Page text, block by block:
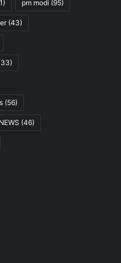
pm modi (95)
(43)
(56)
(46)